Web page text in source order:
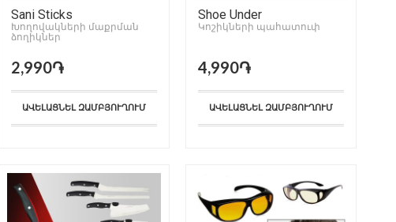
Sani Sticks
Խողովակների մաքրման
ձողիկներ
2,990֏
ԱՎԵԼԱՑՆԵԼ ԶԱՄԲՅՈՒՂՈՒՄ
Shoe Under
Կոշիկների պահատուփ
4,990֏
ԱՎԵԼԱՑՆԵԼ ԶԱՄԲՅՈՒՂՈՒՄ